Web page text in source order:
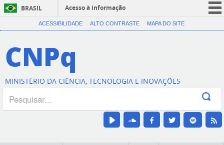
BRASIL
Acesso à informação
CORONAVÍRUS (COVID-19)
Canais
ACESSIBILIDADE ALTO CONTRASTE MAPA DO SITE
CNPq
MINISTÉRIO DA CIÊNCIA, TECNOLOGIA E INOVAÇÕES